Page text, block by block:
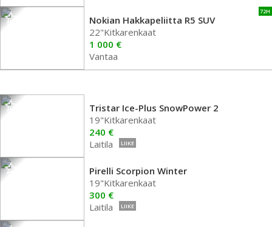
72H
Nokian Hakkapeliitta R5 SUV
22"Kitkarenkaat
1 000 €
Vantaa
Tristar Ice-Plus SnowPower 2
19"Kitkarenkaat
240 €
Laitila
LIIKE
Pirelli Scorpion Winter
19"Kitkarenkaat
300 €
Laitila
LIIKE